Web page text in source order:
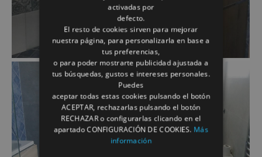
activadas por
defecto.
El resto de cookies sirven para mejorar
nuestra página, para personalizarla en base a
tus preferencias,
o para poder mostrarte publicidad ajustada a
tus búsquedas, gustos e intereses personales.
Puedes
aceptar todas estas cookies pulsando el botón
ACEPTAR, rechazarlas pulsando el botón
RECHAZAR o configurarlas clicando en el
apartado CONFIGURACIÓN DE COOKIES. Más
información